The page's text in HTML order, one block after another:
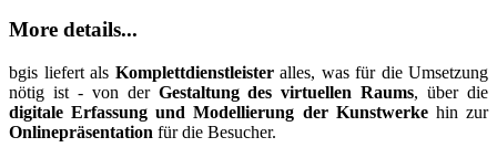
More details...
bgis liefert als Komplettdienstleisteralles, was für die Umsetzung
nötig ist - von der Gestaltung des virtuellen Raums, über die
digitale Erfassung und Modellierung der Kunstwerkehin zur
Onlinepräsentation für die Besucher.